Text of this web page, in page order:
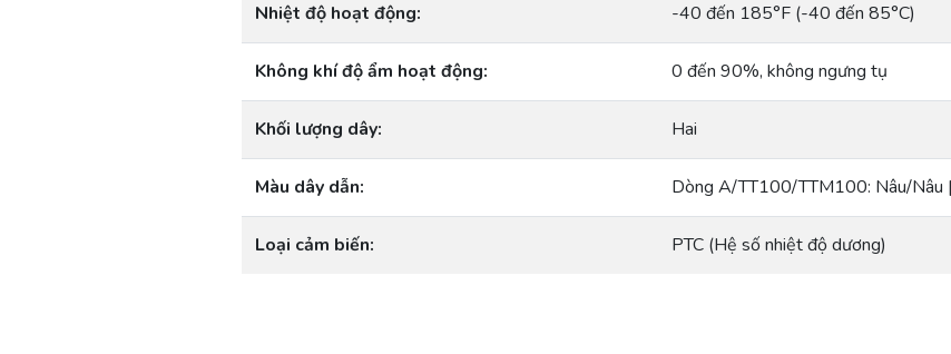
Nhiệt độ hoạt động: -40 đến 185°F (-40 đến 85°C)
Không khí độ ẩm hoạt động: 0 đến 90%, không ngưng tụ
Khối lượng dây: Hai
Màu dây dẫn: Dòng A/TT100/TTM100: Nâu/
Loại cảm biến: PTC (Hệ số nhiệt độ dương)